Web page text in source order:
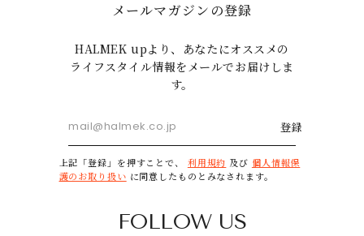
メールマガジンの登録
HALMEK upより、あなたにオススメの
ライフスタイル情報をメールでお届けしま
す。
登録
上記「登録」を押すことで、 利用規約 及び 個人情報保
護のお取り扱い に同意したものとみなされます。
FOLLOW US